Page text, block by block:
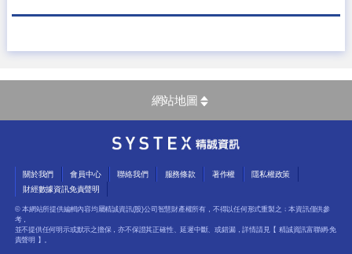
網站地圖
關於我們 會員中心 聯絡我們 服務條款 著作權
隱私權政策
財經數據資訊免責聲明
© 本網站所提供編輯內容均屬精誠資訊(股)公司智慧財產權所有，不得以任何形式重製之﹔本資訊僅供參
考，
並不提供任何明示或默示之擔保，亦不保證其正確性、延遲中斷、或錯漏，詳情請見【 精誠資訊富聯網-免
責聲明 】。